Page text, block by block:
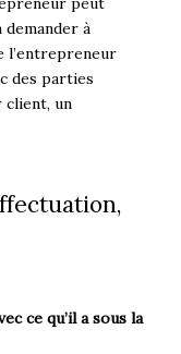
à
l’entrepreneur
des parties
client, un
ce qu’il a sous la